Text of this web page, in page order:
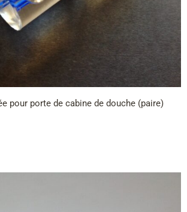
pour porte de cabine de douche (paire)